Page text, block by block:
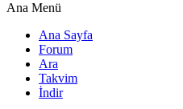
Ana Menü
Ana Sayfa
Forum
Ara
Takvim
İndir